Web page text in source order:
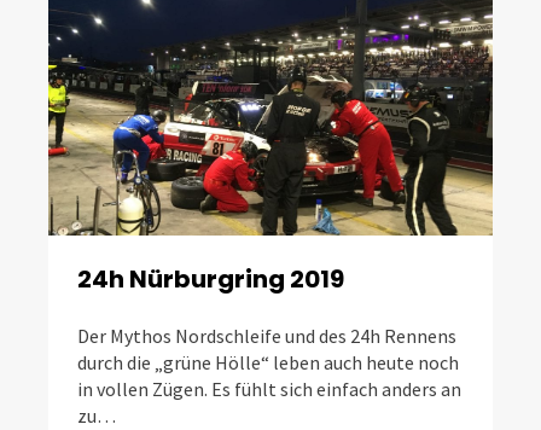
24h Nürburgring 2019
Der Mythos Nordschleife und des 24h Rennens
durch die „grüne Hölle“ leben auch heute noch
in vollen Zügen. Es fühlt sich einfach anders an
zu…